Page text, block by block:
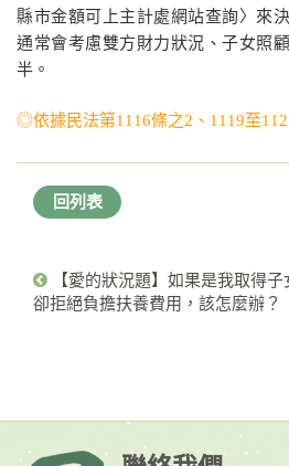
縣市金額可上主計處網站查詢〉來
通常會考慮雙方財力狀況、子女照
半。
◎依據民法第1116條之2、1119至
回列表
【愛的狀況題】如果是我取得
卻拒絕負擔扶養費用，該怎麼辦？